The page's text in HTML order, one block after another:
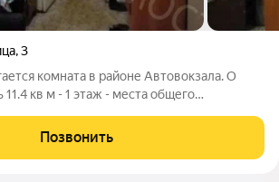
,3
комната в районе Автовокзала. О
кв м - 1 этаж - места общего
в шаговой доступности! -
О документах: -
Позвонить